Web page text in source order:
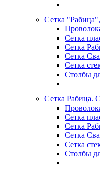
Сетка
Сетка
Сетка
Сетка
Сетка
Столбы
Сетка Рабица.
Сетка
Сетка
Сетка
Сетка
Столбы